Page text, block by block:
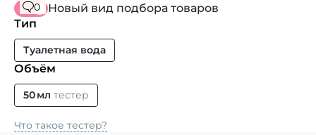
0
Новый вид подбора товаров
Тип
Туалетная вода
Объём
50 мл тестер
Что такое тестер?